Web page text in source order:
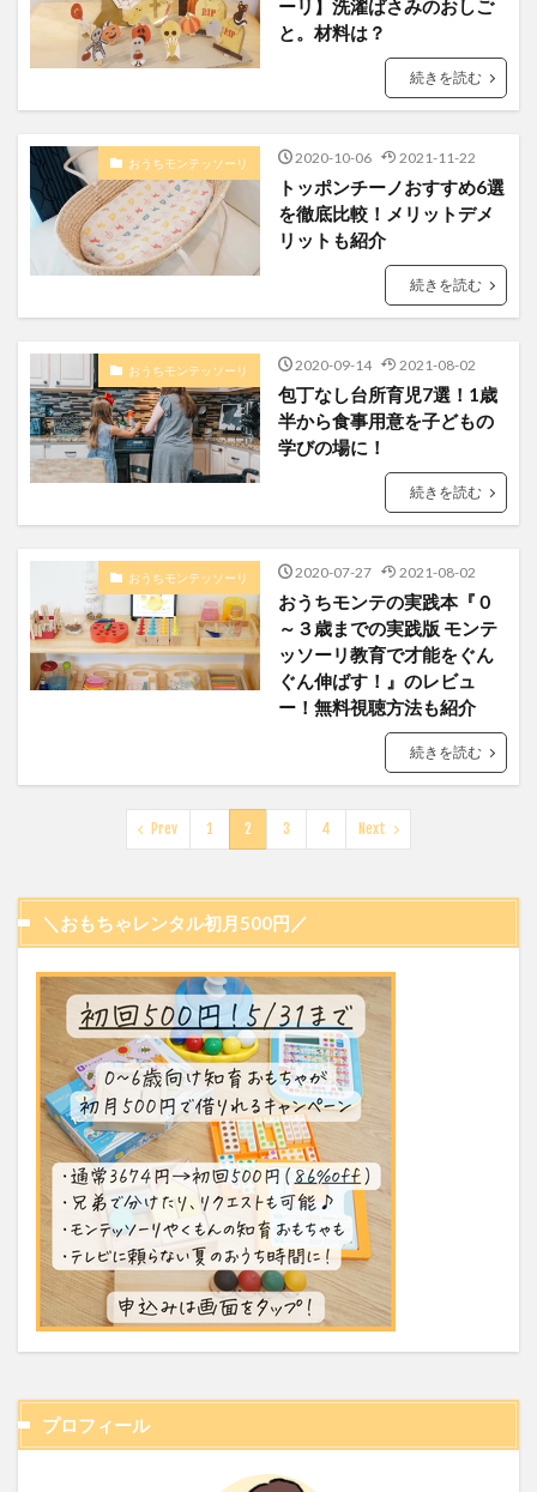
ーリ】洗濯ばさみのおしご
と。材料は？
続きを読む
おうちモンテッソーリ 2020-10-06 2021-11-22
トッポンチーノおすすめ6選
を徹底比較！メリットデメ
リットも紹介
続きを読む
おうちモンテッソーリ 2020-09-14 2021-08-02
包丁なし台所育児7選！1歳
半から食事用意を子どもの
学びの場に！
続きを読む
おうちモンテッソーリ 2020-07-27 2021-08-02
おうちモンテの実践本『０
～３歳までの実践版 モンテ
ッソーリ教育で才能をぐん
ぐん伸ばす！』のレビュ
ー！無料視聴方法も紹介
続きを読む
Prev 1 2 3 4 Next
＼おもちゃレンタル初月500円／
プロフィール